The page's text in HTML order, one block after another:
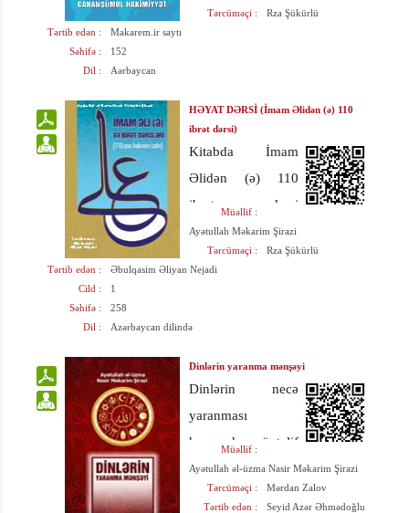
abadlıqlarını (bir
neçə dövlətin
ixtiyarında olan
hazırkıatom
bombaları
kifayətdir.
Tərcüməçi :
Rza Şükürlü
Tərtib edən :
Makarem.ir saytı
Səhifə :
152
Dil :
Aərbaycan
HƏYAT DƏRSİ (İmam Əlidən (ə) 110
ibrət dərsi)
Kitabda İmam
Əlidən (ə) 110
ibrət dərsi
verilmişdir.
Müəllif :
Ayətullah Məkarim Şirazi
Tərcüməçi :
Rza Şükürlü
Tərtib edən :
Əbulqasim Əliyan Nejadi
Cild :
1
Səhifə :
258
Dil :
Azərbaycan dilində
Dinlərin yaranma mənşəyi
Dinlərin necə
yaranması
haqqında müxtəlif
nəzəriyyələr var.
Bu kitabda
Müəllif :
Ayətullah əl-üzma Nasir Məkarim Şirazi
Tərcüməçi :
Mərdan Zalov
Tərtib edən :
Seyid Azər Əhmədoğlu